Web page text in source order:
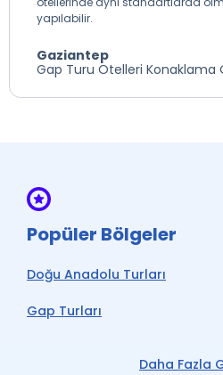
yapılabilir.
Gaziantep
Gap Turu Otelleri Konaklama
Daha Fazla
Popüler Bölgeler
Doğu Anadolu Turları
Gap Turları